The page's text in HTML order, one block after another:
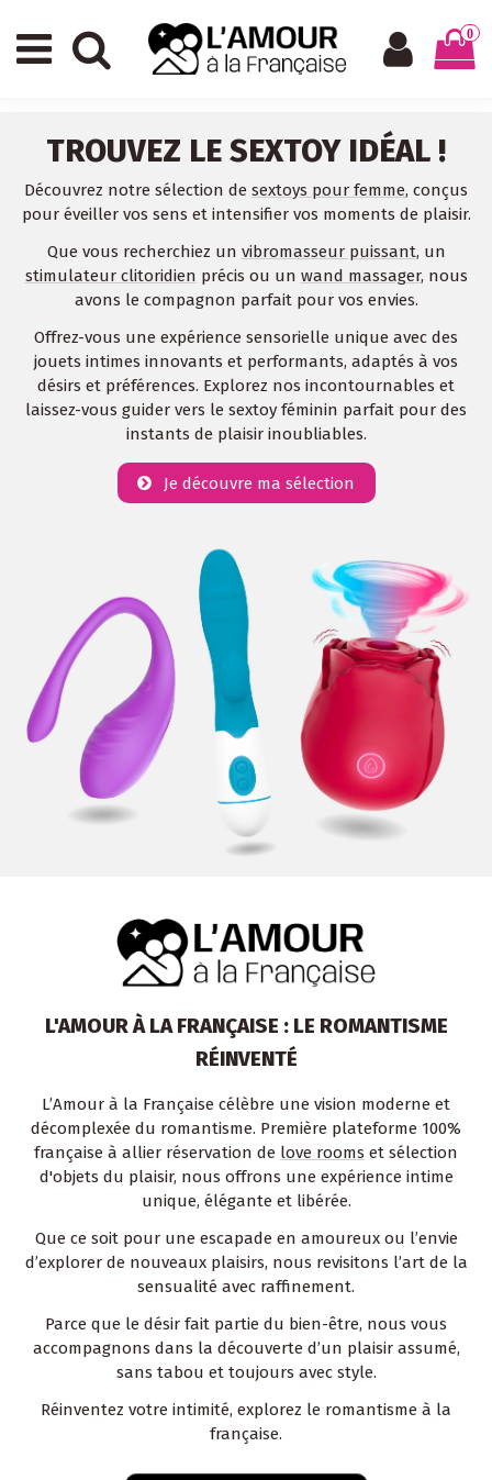
0
TROUVEZ LE SEXTOY IDÉAL !
Découvrez notre sélection de sextoys pour femme, conçus
pour éveiller vos sens et intensifier vos moments de plaisir.
Que vous recherchiez un vibromasseur puissant, un
stimulateur clitoridien précis ou un wand massager, nous
avons le compagnon parfait pour vos envies.
Offrez-vous une expérience sensorielle unique avec des
jouets intimes innovants et performants, adaptés à vos
désirs et préférences. Explorez nos incontournables et
laissez-vous guider vers le sextoy féminin parfait pour des
instants de plaisir inoubliables.
Je découvre ma sélection
L'AMOUR À LA FRANÇAISE : LE ROMANTISME
RÉINVENTÉ
L’Amour à la Française célèbre une vision moderne et
décomplexée du romantisme. Première plateforme 100%
française à allier réservation de love rooms et sélection
d'objets du plaisir, nous offrons une expérience intime
unique, élégante et libérée.
Que ce soit pour une escapade en amoureux ou l’envie
d’explorer de nouveaux plaisirs, nous revisitons l’art de la
sensualité avec raffinement.
Parce que le désir fait partie du bien-être, nous vous
accompagnons dans la découverte d’un plaisir assumé,
sans tabou et toujours avec style.
Réinventez votre intimité, explorez le romantisme à la
française.